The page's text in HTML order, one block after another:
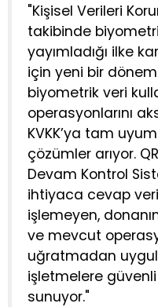
"Kişisel Verileri
takibinde
yayımladığı ilke
için yeni bir
biyometrik veri
operasyonlarını
KVKK’ya tam
çözümler arıyor.
Devam Kontrol
ihtiyaca cevap
işlemeyen,
ve mevcut
uğratmadan
işletmelere
sunuyor."